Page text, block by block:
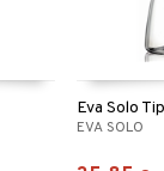
Eva Solo
EVA SOLO